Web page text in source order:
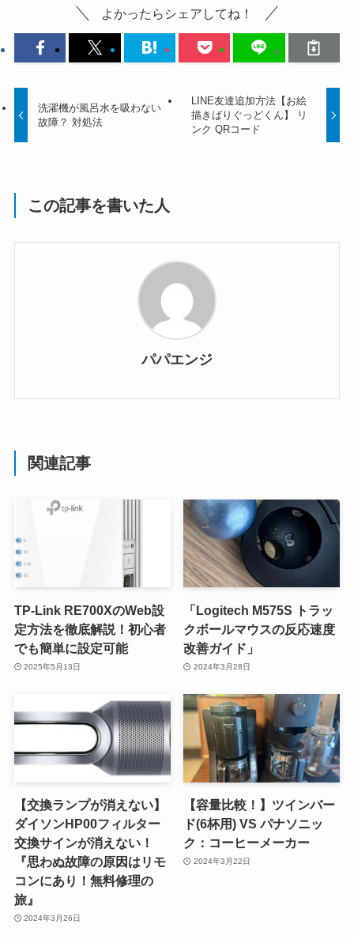
よかったらシェアしてね！
洗濯機が風呂水を吸わない
故障？ 対処法
LINE友達追加方法【お絵
描きばりぐっどくん】 リ
ンク QRコード
この記事を書いた人
パパエンジ
関連記事
TP-Link RE700XのWeb設
定方法を徹底解説！初心者
でも簡単に設定可能
2025年5月13日
「Logitech M575S トラッ
クボールマウスの反応速度
改善ガイド」
2024年3月28日
【交換ランプが消えない】
ダイソンHP00フィルター
交換サインが消えない！
『思わぬ故障の原因はリモ
コンにあり！無料修理の
旅』
2024年3月26日
【容量比較！】ツインバー
ド(6杯用) VS パナソニッ
ク：コーヒーメーカー
2024年3月22日